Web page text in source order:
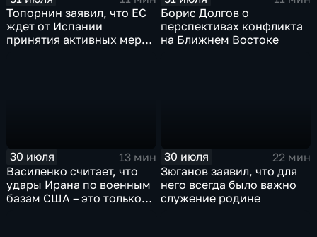
Топорнин заявил, что ЕС
ждет от Испании
принятия активных мер
Борис Долгов о
перспективах конфликта
на Ближнем Востоке
30 июля
13 мин
Василенко считает, что
удары Ирана по военным
базам США – это только
30 июля
22 мин
Зюганов заявил, что для
него всегда было важно
служение родине